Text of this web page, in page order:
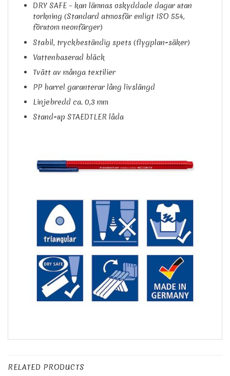
DRY SAFE – kan lämnas oskyddade dagar utan
torkning (Standard atmosfär enligt ISO 554,
förutom neonfärger)
Stabil, tryckbeständig spets (flygplan-säker)
Vattenbaserad bläck
Tvätt av många textilier
PP barrel garanterar lång livslängd
Linjebredd ca. 0,3 mm
Stand-up STAEDTLER låda
RELATED PRODUCTS